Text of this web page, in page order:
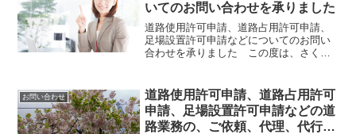
いてのお問い合わせを承りました
道路使用許可申請、道路占用許可申請、
足場設置許可申請などについてのお問い
合わせを承りました この度は、さくら
ついてのお問い合わせを賜りまして、あ
りがとうございます。 お...
お問い合わせ
道路使用許可申請、道路占用許可
申請、足場設置許可申請などの道
路業務の、ご依頼、代理、代行の